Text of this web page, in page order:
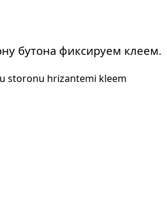
бутона фиксируем клеем.